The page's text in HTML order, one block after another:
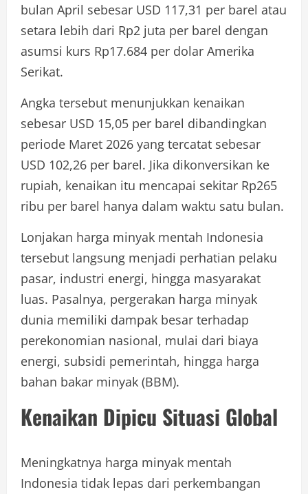
bulan April sebesar USD 117,31 per barel atau
setara lebih dari Rp2 juta per barel dengan
asumsi kurs Rp17.684 per dolar Amerika
Serikat.
Angka tersebut menunjukkan kenaikan
sebesar USD 15,05 per barel dibandingkan
periode Maret 2026 yang tercatat sebesar
USD 102,26 per barel. Jika dikonversikan ke
rupiah, kenaikan itu mencapai sekitar Rp265
ribu per barel hanya dalam waktu satu bulan.
Lonjakan harga minyak mentah Indonesia
tersebut langsung menjadi perhatian pelaku
pasar, industri energi, hingga masyarakat
luas. Pasalnya, pergerakan harga minyak
dunia memiliki dampak besar terhadap
perekonomian nasional, mulai dari biaya
energi, subsidi pemerintah, hingga harga
bahan bakar minyak (BBM).
Kenaikan Dipicu Situasi Global
Meningkatnya harga minyak mentah
Indonesia tidak lepas dari perkembangan